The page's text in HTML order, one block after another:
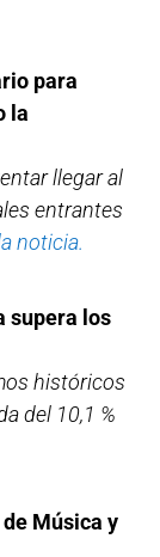
para
la
llegar al
entrantes
noticia.
supera los
históricos
del 10,1 %
Música y